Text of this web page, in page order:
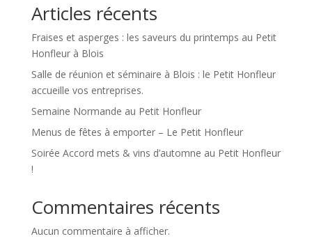
Articles récents
Fraises et asperges : les saveurs du printemps au Petit
Honfleur à Blois
Salle de réunion et séminaire à Blois : le Petit Honfleur
accueille vos entreprises.
Semaine Normande au Petit Honfleur
Menus de fêtes à emporter – Le Petit Honfleur
Soirée Accord mets & vins d’automne au Petit Honfleur
!
Commentaires récents
Aucun commentaire à afficher.